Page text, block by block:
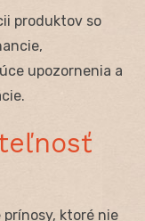
produktov so
upozornenia a
ktoré nie